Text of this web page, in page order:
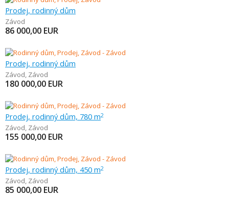
Prodej, rodinný dům
Závod
86 000,00 EUR
Prodej, rodinný dům
Závod, Závod
180 000,00 EUR
Prodej, rodinný dům, 780 m2
Závod, Závod
155 000,00 EUR
Prodej, rodinný dům, 450 m2
Závod, Závod
85 000,00 EUR